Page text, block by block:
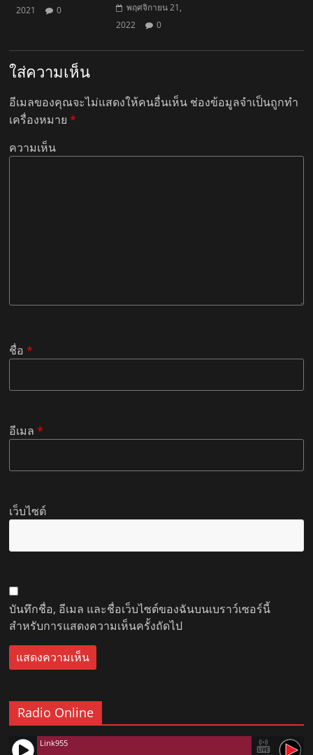
2021
0
พฤศจิกายน 21,
2022
0
ใส่ความเห็น
อีเมลของคุณจะไม่แสดงให้คนอื่นเห็น ช่องข้อมูลจำเป็นถูกทำ
เครื่องหมาย*
ความเห็น
ชื่อ*
อีเมล*
เว็บไซต์
บันทึกชื่อ, อีเมล และชื่อเว็บไซต์ของฉันบนเบราว์เซอร์นี้
สำหรับการแสดงความเห็นครั้งถัดไป
Radio Online
Link955